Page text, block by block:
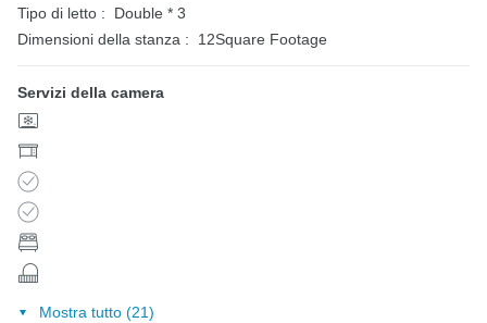
Tipo di letto :
Double * 3
Dimensioni della stanza :
12Square Footage
Servizi della camera
Mostra tutto (21)